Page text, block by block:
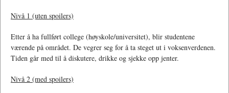
Nivå 1 (uten spoilers)
Etter å ha fullført college (høyskole/universitet), blir studentene
værende på området. De vegrer seg for å ta steget ut i voksenverdenen.
Tiden går med til å diskutere, drikke og sjekke opp jenter.
Nivå 2 (med spoilers)